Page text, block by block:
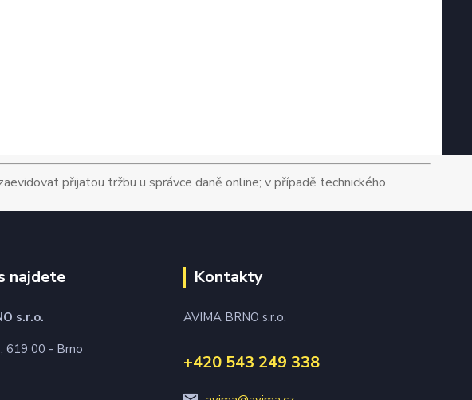
přijatou tržbu u správce daně online; v případě technického
najdete
s.r.o.
619 00 - Brno
Kontakty
AVIMA BRNO s.r.o.
+420 543 249 338